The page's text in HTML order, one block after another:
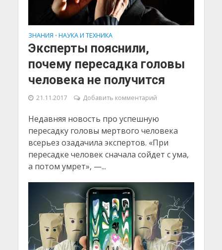
ЗНАНИЯ • НАУКА И ТЕХНИКА
Эксперты пояснили,
почему пересадка головы
человека не получится
21.11.2017 Добавить комментарий
Недавняя новость про успешную
пересадку головы мертвого человека
всерьез озадачила экспертов. «При
пересадке человек сначала сойдет с ума,
а потом умрет», —...